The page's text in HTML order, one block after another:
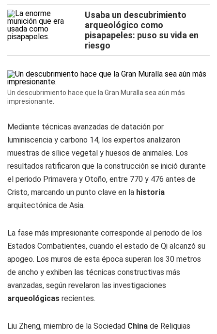
Usaba un descubrimiento
arqueológico como
pisapapeles: puso su vida en
riesgo
Un descubrimiento hace que la Gran Muralla sea aún más
impresionante.
Mediante técnicas avanzadas de datación por
luminiscencia y carbono 14, los expertos analizaron
muestras de sílice vegetal y huesos de animales. Los
resultados ratificaron que la construcción se inició durante
el periodo Primavera y Otoño, entre 770 y 476 antes de
Cristo, marcando un punto clave en la historia
arquitectónica de Asia.
La fase más impresionante corresponde al periodo de los
Estados Combatientes, cuando el estado de Qi alcanzó su
apogeo. Los muros de esta época superan los 30 metros
de ancho y exhiben las técnicas constructivas más
avanzadas, según revelaron las investigaciones
arqueológicas recientes.
Liu Zheng, miembro de la Sociedad China de Reliquias